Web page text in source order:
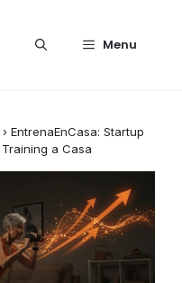
Menu
› EntrenaEnCasa: Startup
a Casa